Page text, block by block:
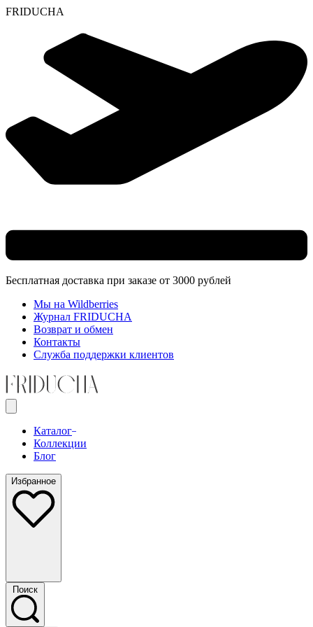
FRIDUCHA
Бесплатная доставка при заказе от 3000 рублей
Мы на Wildberries
Журнал FRIDUCHA
Возврат и обмен
Контакты
Служба поддержки клиентов
Каталог
Коллекции
Блог
Избранное
Поиск